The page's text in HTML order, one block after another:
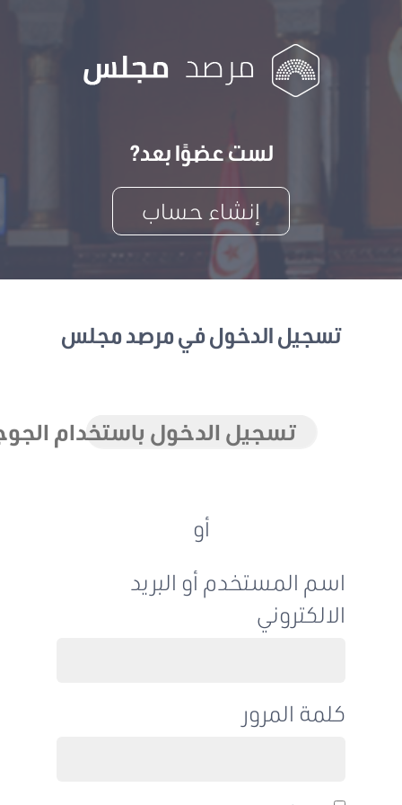
لست عضوًا بعد?
إنشاء حساب
تسجيل الدخول في مرصد مجلس
تسجيل الدخول باستخدام الجوجل
اسم المستخدم أو البريد
الالكتروني
كلمة المرور